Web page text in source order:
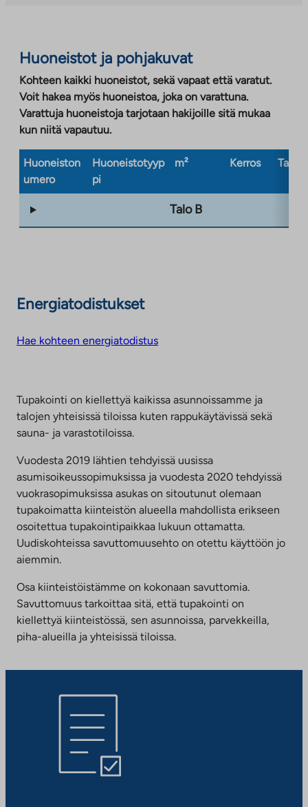
Huoneistot ja pohjakuvat
Kohteen kaikki huoneistot, sekä vapaat että varatut.
Voit hakea myös huoneistoa, joka on varattuna.
Varattuja huoneistoja tarjotaan hakijoille sitä mukaa
kun niitä vapautuu.
Huoneiston
umero
Huoneistotyyp
pi
m² Kerros
Talo B
Energiatodistukset
Hae kohteen energiatodistus
Tupakointi on kiellettyä kaikissa asunnoissamme ja
talojen yhteisissä tiloissa kuten rappukäytävissä sekä
sauna- ja varastotiloissa.
Vuodesta 2019 lähtien tehdyissä uusissa
asumisoikeussopimuksissa ja vuodesta 2020 tehdyissä
vuokrasopimuksissa asukas on sitoutunut olemaan
tupakoimatta kiinteistön alueella mahdollista erikseen
osoitettua tupakointipaikkaa lukuun ottamatta.
Uudiskohteissa savuttomuusehto on otettu käyttöön jo
aiemmin.
Osa kiinteistöistämme on kokonaan savuttomia.
Savuttomuus tarkoittaa sitä, että tupakointi on
kiellettyä kiinteistössä, sen asunnoissa, parvekkeilla,
piha-alueilla ja yhteisissä tiloissa.